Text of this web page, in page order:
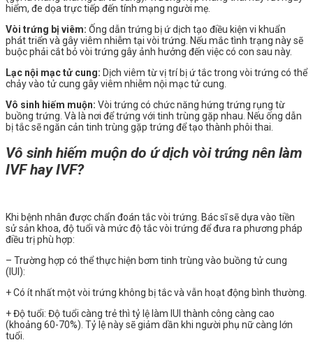
hiểm, đe dọa trực tiếp đến tính mạng người mẹ.
Vòi trứng bị viêm: Ống dẫn trứng bị ứ dịch tạo điều kiện vi khuẩn
phát triển và gây viêm nhiễm tại vòi trứng. Nếu mắc tình trạng này sẽ
buộc phải cắt bỏ vòi trứng gây ảnh hưởng đến việc có con sau này.
Lạc nội mạc tử cung: Dịch viêm từ vị trí bị ứ tắc trong vòi trứng có thể
chảy vào tử cung gây viêm nhiễm nội mạc tử cung.
Vô sinh hiếm muộn: Vòi trứng có chức năng hứng trứng rụng từ
buồng trứng. Và là nơi để trứng với tinh trùng gặp nhau. Nếu ống dẫn
bị tắc sẽ ngăn cản tinh trùng gặp trứng để tạo thành phôi thai.
Vô sinh hiếm muộn do ứ dịch vòi trứng nên làm
IVF hay IVF?
Khi bệnh nhân được chẩn đoán tắc vòi trứng. Bác sĩ sẽ dựa vào tiền
sử sản khoa, độ tuổi và mức độ tắc vòi trứng để đưa ra phương pháp
điều trị phù hợp:
– Trường hợp có thể thực hiện bơm tinh trùng vào buồng tử cung
(IUI):
+ Có ít nhất một vòi trứng không bị tắc và vẫn hoạt động bình thường.
+ Độ tuổi: Độ tuổi càng trẻ thì tỷ lệ làm IUI thành công càng cao
(khoảng 60-70%). Tỷ lệ này sẽ giảm dần khi người phụ nữ càng lớn
tuổi.